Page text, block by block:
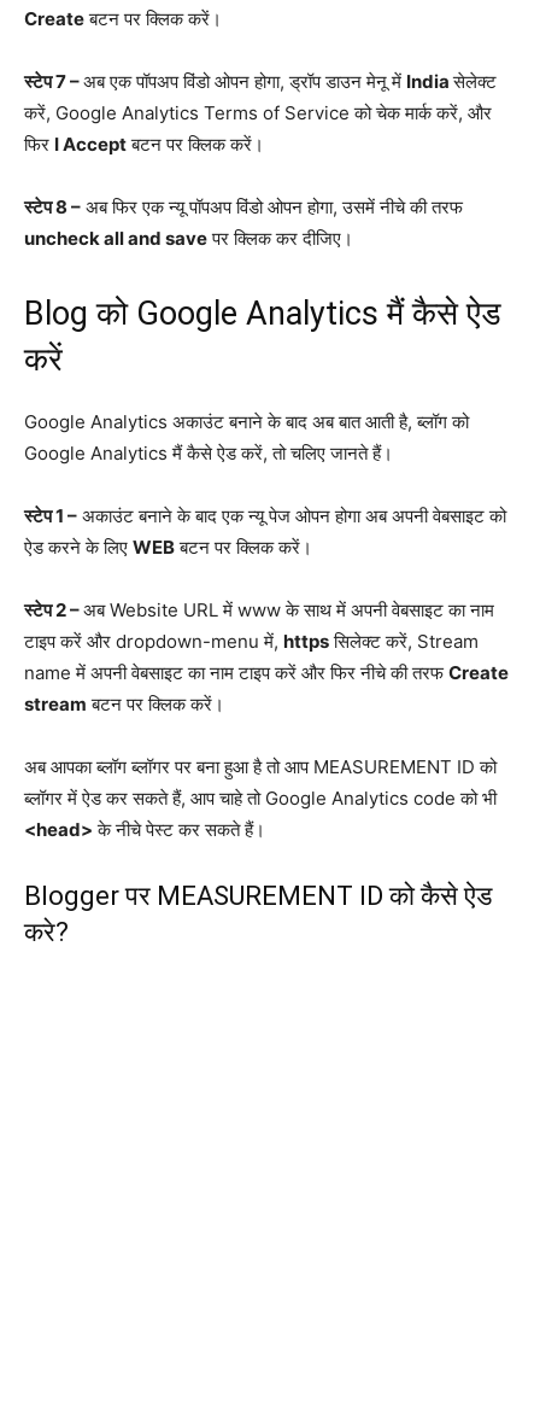
Createबटन पर क्लिक करें।
स्टेप 7 –अब एक पॉपअप विंडो ओपन होगा, ड्रॉप डाउन मेनू में Indiaसेलेक्ट
करें, Google Analytics Terms of Service को चेक मार्क करें, और
फिर I Acceptबटन पर क्लिक करें।
स्टेप 8 – अब फिर एक न्यू पॉपअप विंडो ओपन होगा, उसमें नीचे की तरफ
uncheck all and saveपर क्लिक कर दीजिए।
Blog को Google Analytics मैं कैसे ऐड
करें
Google Analytics अकाउंट बनाने के बाद अब बात आती है, ब्लॉग को
Google Analytics मैं कैसे ऐड करें, तो चलिए जानते हैं।
स्टेप 1 – अकाउंट बनाने के बाद एक न्यू पेज ओपन होगा अब अपनी वेबसाइट को
ऐड करने के लिए WEBबटन पर क्लिक करें।
स्टेप 2 –अब Website URL में www के साथ में अपनी वेबसाइट का नाम
टाइप करें और dropdown-menu में, httpsसिलेक्ट करें, Stream
name में अपनी वेबसाइट का नाम टाइप करें और फिर नीचे की तरफCreate
stream बटन पर क्लिक करें।
अब आपका ब्लॉग ब्लॉगर पर बना हुआ है तो आप MEASUREMENT ID को
ब्लॉगर में ऐड कर सकते हैं, आप चाहे तो Google Analytics code को भी
<head> के नीचे पेस्ट कर सकते हैं।
Blogger पर MEASUREMENT ID को कैसे ऐड
करे?